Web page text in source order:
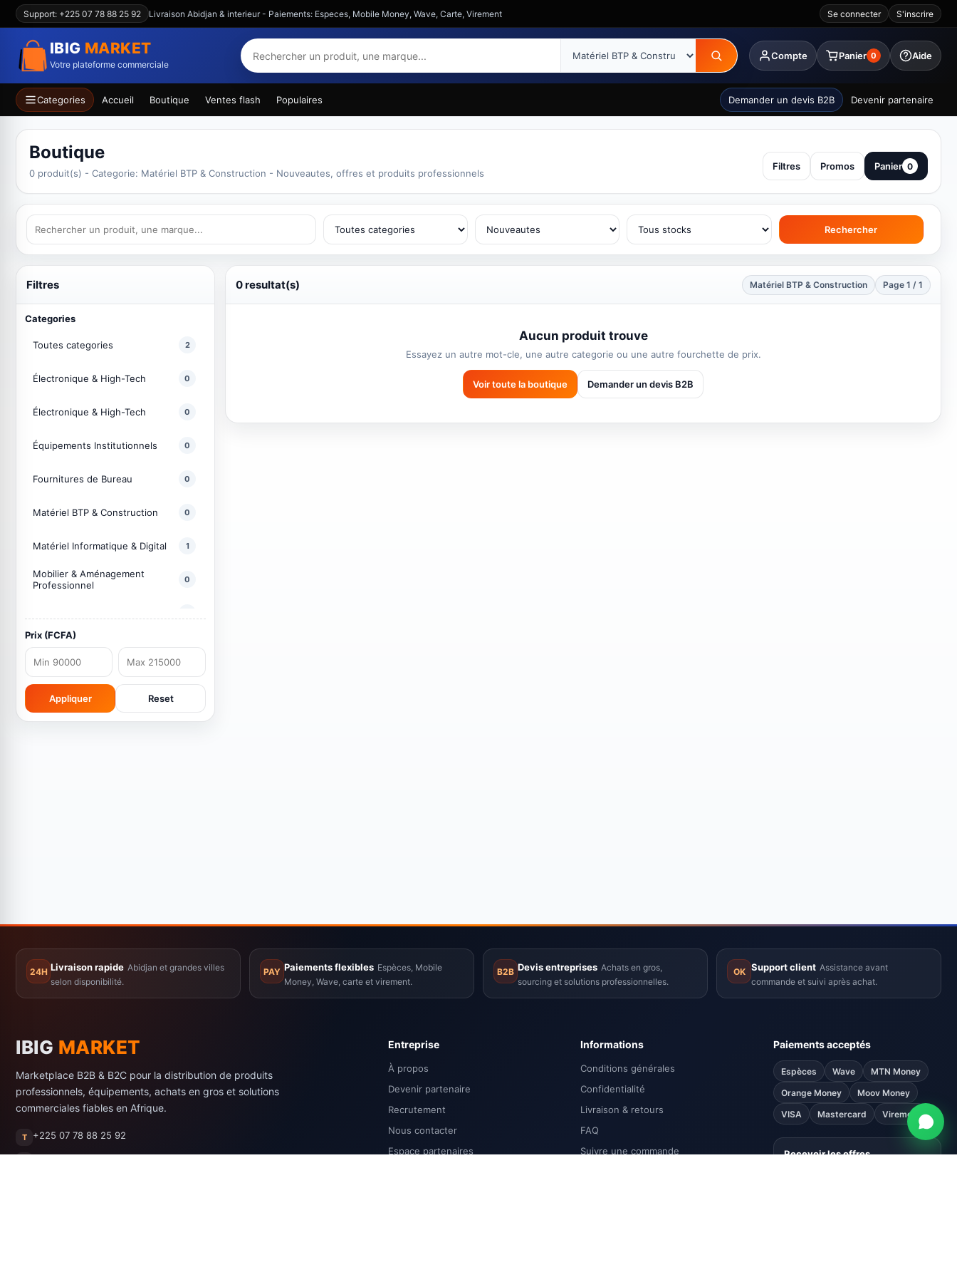
Support: +225 07 78 88 25 92 Livraison Abidjan & interieur - Paiements: Especes, Mobile Money, Wave, Carte, Virement Se connecter S'inscrire
IBIG MARKET
Votre plateforme commerciale
Compte Panier 0 Aide
Categories Accueil Boutique Ventes flash Populaires Demander un devis B2B Devenir partenaire
Boutique
0 produit(s) - Categorie: Matériel BTP & Construction - Nouveautes, offres et produits professionnels
Filtres Promos Panier 0
Rechercher
Filtres
Categories
Toutes categories 2
Électronique & High-Tech 0
Électronique & High-Tech 0
Équipements Institutionnels 0
Fournitures de Bureau 0
Matériel BTP & Construction 0
Matériel Informatique & Digital 1
Mobilier & Aménagement
Professionnel
0
Services & Produits Digitaux 0
Téléphonie & Internet 0
Smartphones 0
Prix (FCFA)
Appliquer Reset
0 resultat(s) Matériel BTP & Construction Page 1 / 1
Aucun produit trouve
Essayez un autre mot-cle, une autre categorie ou une autre fourchette de prix.
Voir toute la boutique Demander un devis B2B
24H Livraison rapide Abidjan et grandes villes
selon disponibilité.
PAY Paiements flexibles Espèces, Mobile
Money, Wave, carte et virement.
B2B Devis entreprises Achats en gros,
sourcing et solutions professionnelles.
OK Support client Assistance avant
commande et suivi après achat.
IBIG MARKET
Marketplace B2B & B2C pour la distribution de produits
professionnels, équipements, achats en gros et solutions
commerciales fiables en Afrique.
T +225 07 78 88 25 92
Entreprise
À propos
Devenir partenaire
Recrutement
Nous contacter
Espace partenaires
Informations
Conditions générales
Confidentialité
Livraison & retours
FAQ
Suivre une commande
Paiements acceptés
Espèces Wave
MTN Money
Orange Money
Moov Money
VISA
Mastercard Virement
Recevoir les offres